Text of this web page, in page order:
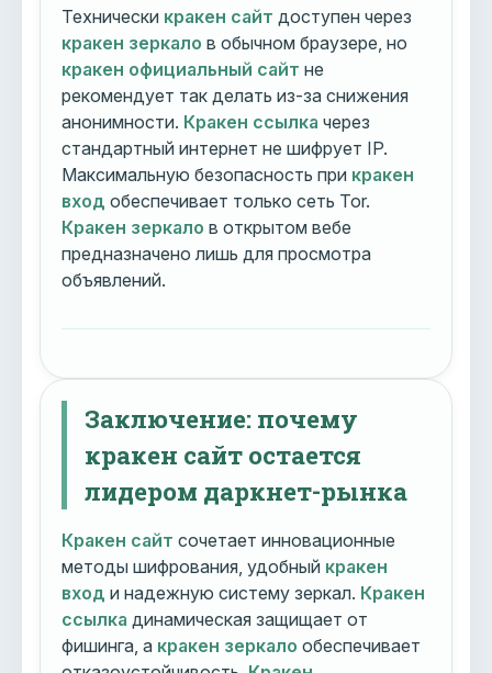
Технически кракен сайт доступен через
кракен зеркало в обычном браузере, но
кракен официальный сайт не
рекомендует так делать из-за снижения
анонимности. Кракен ссылка через
стандартный интернет не шифрует IP.
Максимальную безопасность при кракен
вход обеспечивает только сеть Tor.
Кракен зеркало в открытом вебе
предназначено лишь для просмотра
объявлений.
Заключение: почему
кракен сайт остается
лидером даркнет-рынка
Кракен сайт сочетает инновационные
методы шифрования, удобный кракен
вход и надежную систему зеркал. Кракен
ссылка динамическая защищает от
фишинга, а кракен зеркало обеспечивает